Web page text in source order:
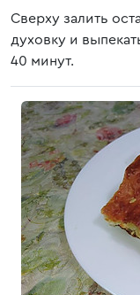
Сверху залить
духовку и
40 минут.